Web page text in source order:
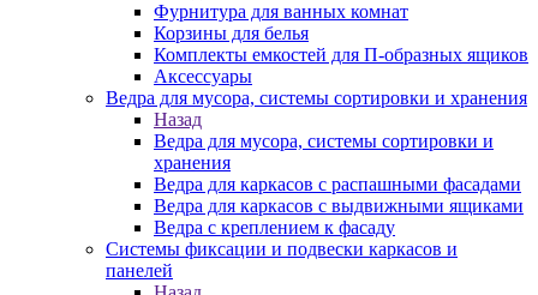
Фурнитура для ванных комнат
Корзины для белья
Комплекты емкостей для П-образных ящиков
Аксессуары
Ведра для мусора, системы сортировки и хранения
Назад
Ведра для мусора, системы сортировки и
хранения
Ведра для каркасов с распашными фасадами
Ведра для каркасов с выдвижными ящиками
Ведра с креплением к фасаду
Системы фиксации и подвески каркасов и
панелей